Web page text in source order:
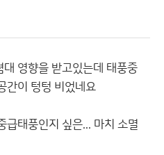
영향을 받고있는데 태풍중
간이 텅텅 비었네요
급태풍인지 싶은... 마치 소멸